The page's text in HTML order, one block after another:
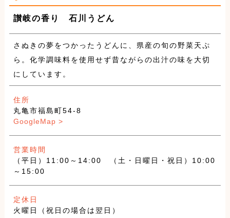
讃岐の香り 石川うどん
さぬきの夢をつかったうどんに、県産の旬の野菜天ぷ
ら。化学調味料を使用せず昔ながらの出汁の味を大切
にしています。
住所
丸亀市福島町54-8
GoogleMap >
営業時間
（平日）11:00～14:00 （土・日曜日・祝日）10:00
～15:00
定休日
火曜日（祝日の場合は翌日）